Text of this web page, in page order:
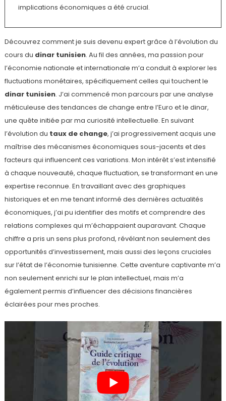
implications économiques a été crucial.
Découvrez comment je suis devenu expert grâce à l’évolution du
cours du dinar tunisien. Au fil des années, ma passion pour
l’économie nationale et internationale m’a conduit à explorer les
fluctuations monétaires, spécifiquement celles qui touchent le
dinar tunisien. J’ai commencé mon parcours par une analyse
méticuleuse des tendances de change entre l’Euro et le dinar,
une quête initiée par ma curiosité intellectuelle. En suivant
l’évolution du taux de change, j’ai progressivement acquis une
maîtrise des mécanismes économiques sous-jacents et des
facteurs qui influencent ces variations. Mon intérêt s’est intensifié
à chaque nouveauté, chaque fluctuation, se transformant en une
expertise reconnue. En travaillant avec des graphiques
historiques et en me tenant informé des dernières actualités
économiques, j’ai pu identifier des motifs et comprendre des
relations complexes qui m’échappaient auparavant. Chaque
chiffre a pris un sens plus profond, révélant non seulement des
opportunités d’investissement, mais aussi des leçons cruciales
sur l’état de l’économie tunisienne. Cette aventure captivante m’a
non seulement enrichi sur le plan intellectuel, mais m’a
également permis d’influencer des décisions financières
éclairées pour mes proches.